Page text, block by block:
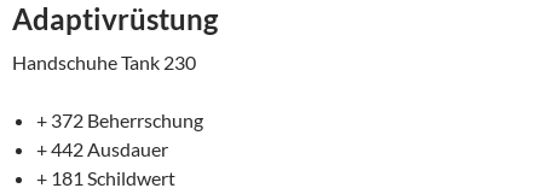
Adaptivrüstung
Handschuhe Tank 230
+ 372 Beherrschung
+ 442 Ausdauer
+ 181 Schildwert